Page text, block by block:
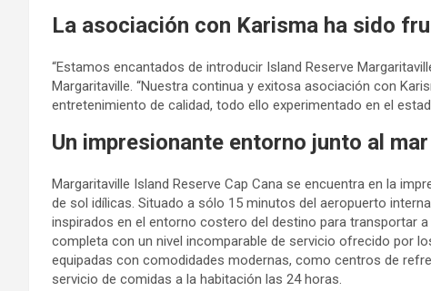
La asociación con Karisma ha sido
“Estamos encantados de introducir Island Reserve
Margaritaville. “Nuestra continua y exitosa asociación con
entretenimiento de calidad, todo ello experimentado en el
Un impresionante entorno junto al
Margaritaville Island Reserve Cap Cana se encuentra en la
de sol idílicas. Situado a sólo 15 minutos del aeropuerto
inspirados en el entorno costero del destino para transportar
completa con un nivel incomparable de servicio ofrecido por
equipadas con comodidades modernas, como centros de
servicio de comidas a la habitación las 24 horas.